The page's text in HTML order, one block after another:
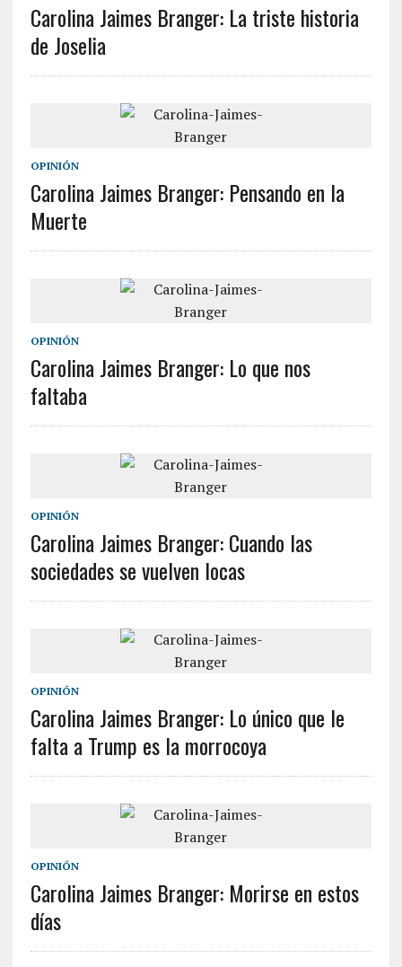
Carolina Jaimes Branger: La triste historia
de Joselia
OPINIÓN
Carolina Jaimes Branger: Pensando en la
Muerte
OPINIÓN
Carolina Jaimes Branger: Lo que nos
faltaba
OPINIÓN
Carolina Jaimes Branger: Cuando las
sociedades se vuelven locas
OPINIÓN
Carolina Jaimes Branger: Lo único que le
falta a Trump es la morrocoya
OPINIÓN
Carolina Jaimes Branger: Morirse en estos
días